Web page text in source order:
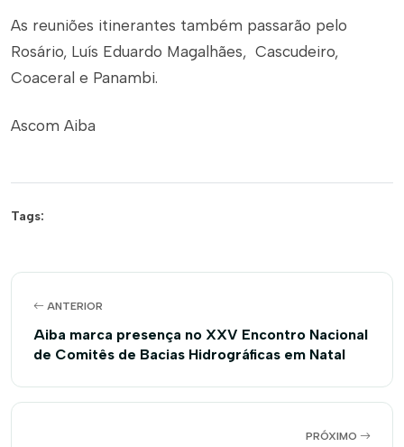
As reuniões itinerantes também passarão pelo
Rosário, Luís Eduardo Magalhães, Cascudeiro,
Coaceral e Panambi.
Ascom Aiba
Tags:
ANTERIOR
Aiba marca presença no XXV Encontro Nacional
de Comitês de Bacias Hidrográficas em Natal
PRÓXIMO